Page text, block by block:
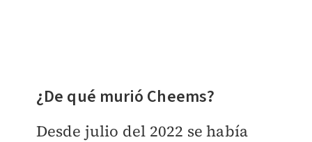
¿De qué murió Cheems?
Desde julio del 2022 se había